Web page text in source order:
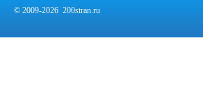
© 2009-2026 200stran.ru